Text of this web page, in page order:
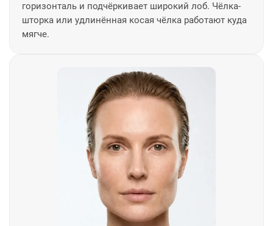
горизонталь и подчёркивает широкий лоб. Чёлка-
шторка или удлинённая косая чёлка работают куда
мягче.